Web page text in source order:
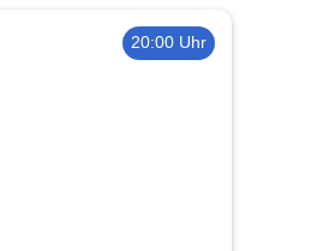
20:00 Uhr